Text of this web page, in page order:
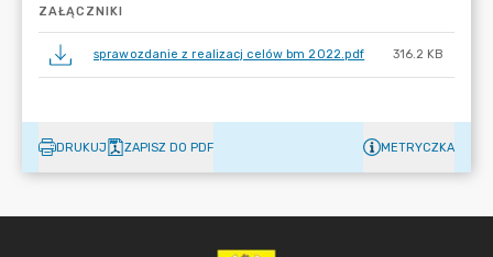
ZAŁĄCZNIKI
sprawozdanie z realizacj celów bm 2022.pdf 316.2 KB
DRUKUJ ZAPISZ DO PDF METRYCZKA